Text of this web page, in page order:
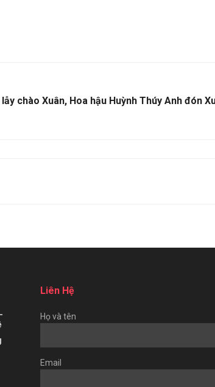
chào Xuân, Hoa hậu Huỳnh Thúy Anh đón
Liên Hệ
Họ và tên
Email